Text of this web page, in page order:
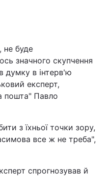
не буде
значного скупчення
думку в інтерв'ю
експерт,
пошта" Павло
з їхньої точки зору,
все ж не треба",
спрогнозував й